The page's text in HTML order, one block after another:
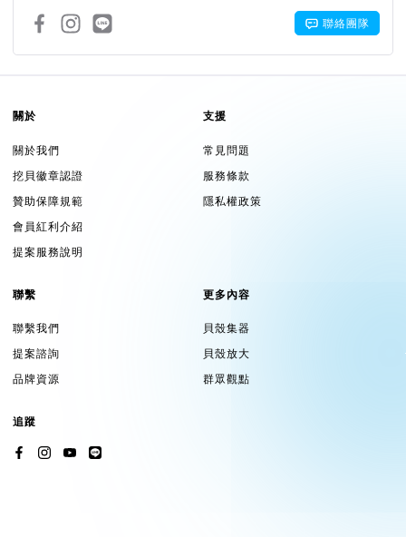
聯絡團隊
關於
關於我們
挖貝徽章認證
贊助保障規範
會員紅利介紹
提案服務說明
支援
常見問題
服務條款
隱私權政策
聯繫
聯繫我們
提案諮詢
品牌資源
更多內容
貝殼集器
貝殼放大
群眾觀點
追蹤